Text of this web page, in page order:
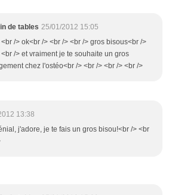
de tables 25/01/2012 15:05
/> ok<br /> <br /> <br /> gros bisous<br />
<br /> et vraiment je te souhaite un gros
chez l'ostéo<br /> <br /> <br /> <br />
13:38
j'adore, je te fais un gros bisou!<br /> <br